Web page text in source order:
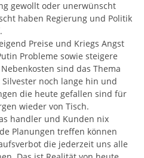
gewollt oder unerwünscht
haben Regierung und Politik
Preise und Kriegs Angst
Probleme sowie steigere
sind das Thema
noch lange hin und
die heute gefallen sind für
wieder von Tisch.
handler und Kunden nix
Planungen treffen können
die jederzeit uns alle